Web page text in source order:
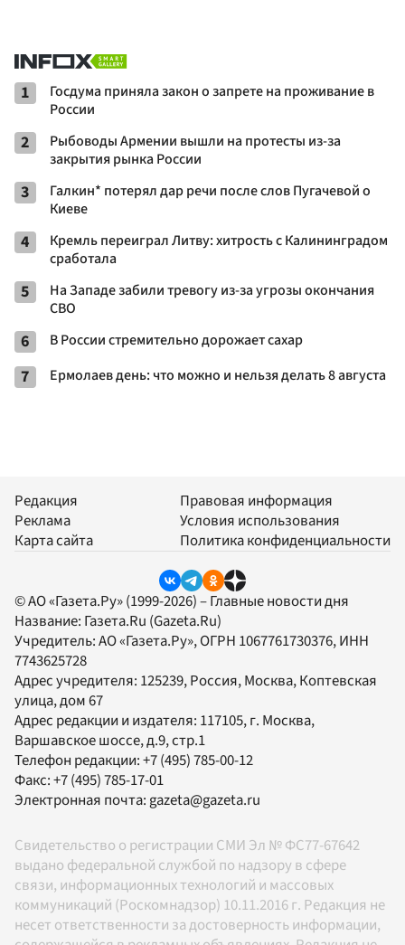
1
Госдума приняла закон о запрете на проживание в
России
2
Рыбоводы Армении вышли на протесты из-за
закрытия рынка России
3
Галкин* потерял дар речи после слов Пугачевой о
Киеве
4
Кремль переиграл Литву: хитрость с Калининградом
сработала
5
На Западе забили тревогу из-за угрозы окончания
СВО
6 В России стремительно дорожает сахар
7 Ермолаев день: что можно и нельзя делать 8 августа
Редакция
Реклама
Карта сайта
Правовая информация
Условия использования
Политика конфиденциальности
© АО «Газета.Ру» (1999-2026) – Главные новости дня
Название: Газета.Ru (Gazeta.Ru)
Учредитель:АО «Газета.Ру», ОГРН 1067761730376, ИНН
7743625728
Адрес учредителя: 125239, Россия, Москва, Коптевская
улица, дом 67
Адрес редакции и издателя: 117105, г. Москва,
Варшавское шоссе, д.9, стр.1
Телефон редакции:+7 (495) 785-00-12
Факс:+7 (495) 785-17-01
Электронная почта: gazeta@gazeta.ru
Свидетельство о регистрации СМИ Эл № ФС77-67642
выдано федеральной службой по надзору в сфере
связи, информационных технологий и массовых
коммуникаций (Роскомнадзор) 10.11.2016 г. Редакция не
несет ответственности за достоверность информации,